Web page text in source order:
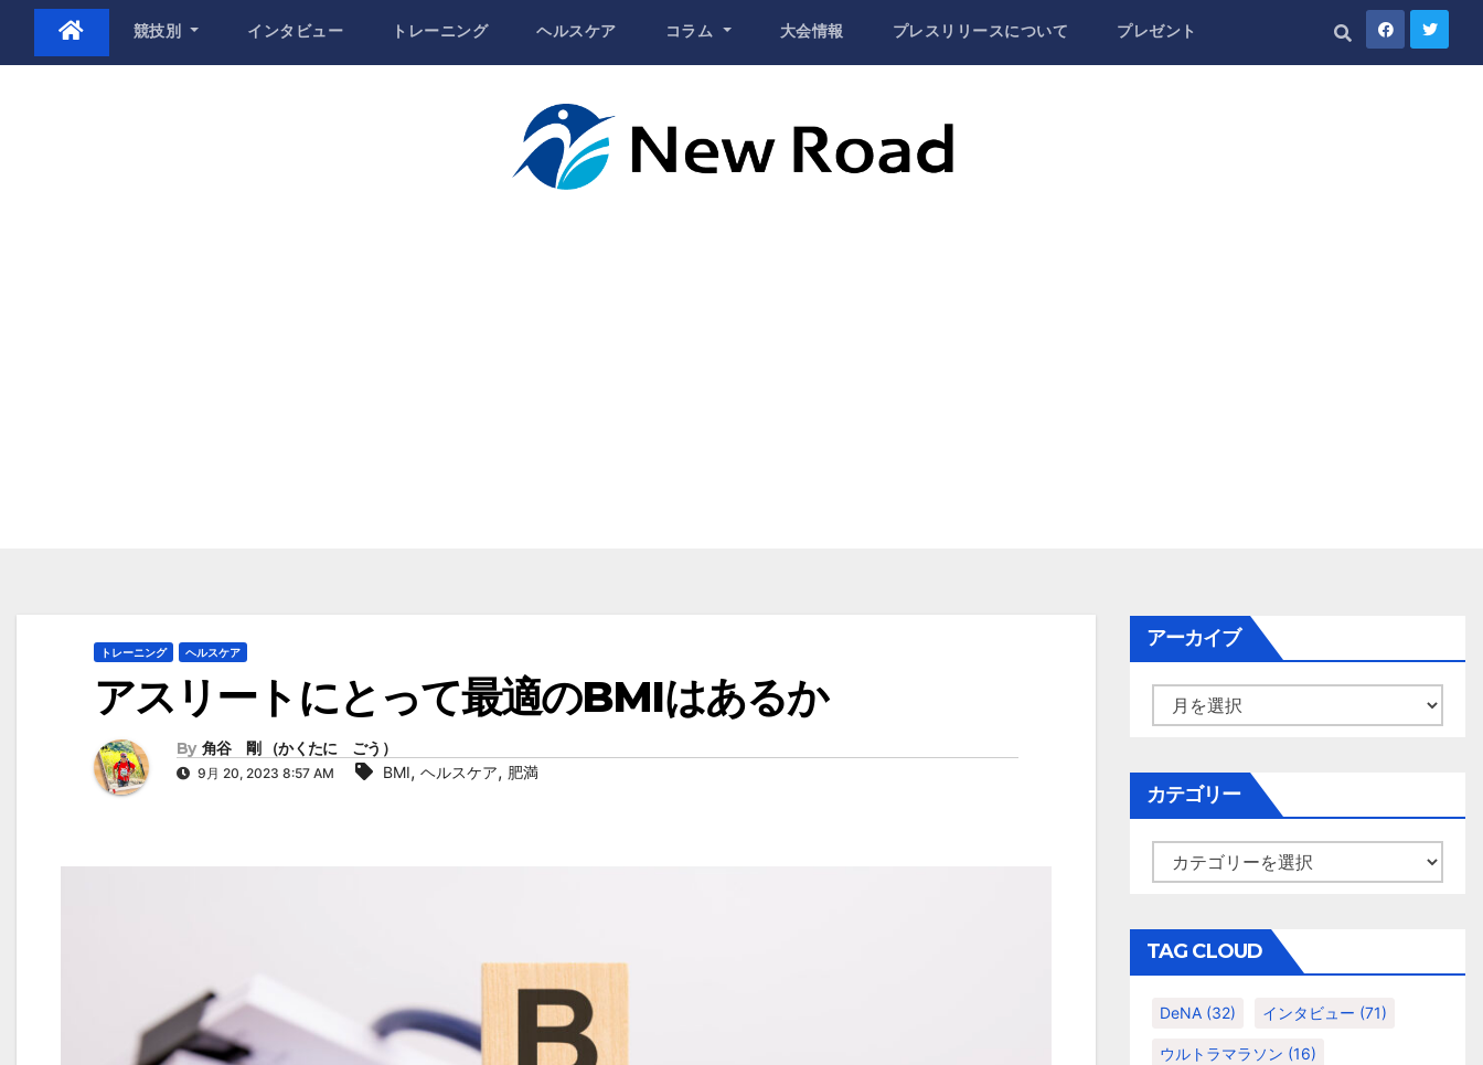
Skip
content
競技別 インタビュー トレーニング ヘルスケア コラム 大会情報 プレスリリースについて プレゼント
トレーニング ヘルスケア
アスリートにとって最適のBMIはあるか
By 角谷 剛 （かくたに ごう）
9月 20, 2023 8:57 AM BMI, ヘルスケア, 肥満
アーカイブ
ー
イ
ブ
カテゴリー
テ
リ
ー
TAG CLOUD
DeNA (32) インタビュー (71)
ウルトラマラソン (16)